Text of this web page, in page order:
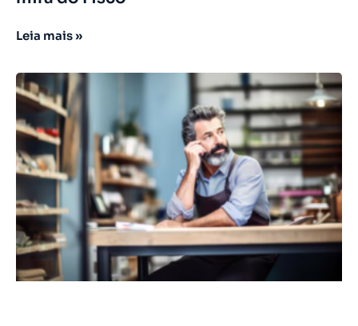
Leia mais »